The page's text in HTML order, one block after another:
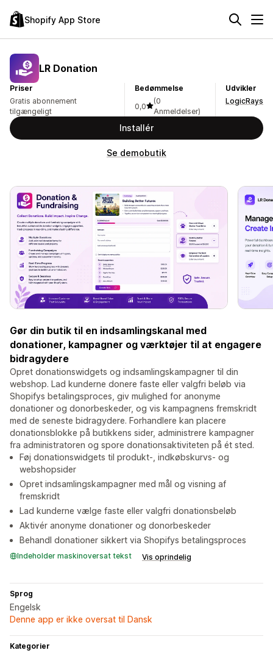
Shopify App Store
LR Donation
Priser
Gratis abonnement
tilgængeligt
Bedømmelse
0,0
(0
Anmeldelser)
Udvikler
LogicRays
Installér
Se demobutik
Gør din butik til en indsamlingskanal med
donationer, kampagner og værktøjer til at engagere
bidragydere
Opret donationswidgets og indsamlingskampagner til din
webshop. Lad kunderne donere faste eller valgfri beløb via
Shopifys betalingsproces, giv mulighed for anonyme
donationer og donorbeskeder, og vis kampagnens fremskridt
med de seneste bidragydere. Forhandlere kan placere
donationsblokke på butikkens sider, administrere kampagner
fra administratoren og spore donationsaktiviteten på ét sted.
Føj donationswidgets til produkt-, indkøbskurvs- og
webshopsider
Opret indsamlingskampagner med mål og visning af
fremskridt
Lad kunderne vælge faste eller valgfri donationsbeløb
Aktivér anonyme donationer og donorbeskeder
Behandl donationer sikkert via Shopifys betalingsproces
Indeholder maskinoversat tekst Vis oprindelig
Sprog
Engelsk
Denne app er ikke oversat til Dansk
Kategorier